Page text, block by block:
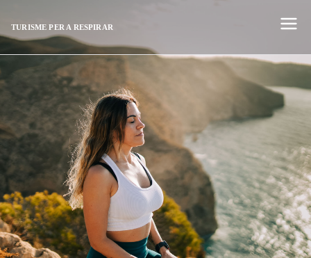
TURISME PER A RESPIRAR
Medita-ho ací